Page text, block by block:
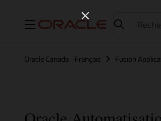
Menu
Oracle Canada - Français Fusion